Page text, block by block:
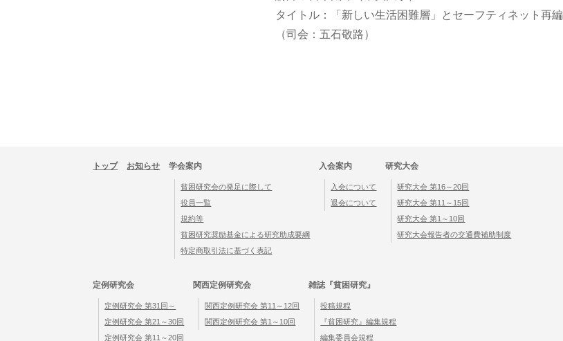
タイトル：「新しい生活困難層」とセーフティネット再編
（司会：五石敬路）
トップ お知らせ 学会案内
貧困研究会の発足に際して
役員一覧
規約等
貧困研究奨励基金による研究助成要綱
特定商取引法に基づく表記
入会案内
入会について
退会について
研究大会
研究大会 第16～20回
研究大会 第11～15回
研究大会 第1～10回
研究大会報告者の交通費補助制度
定例研究会
定例研究会 第31回～
定例研究会 第21～30回
定例研究会 第11～20回
関西定例研究会
関西定例研究会 第11～12回
関西定例研究会 第1～10回
雑誌『貧困研究』
投稿規程
『貧困研究』編集規程
編集委員会規程